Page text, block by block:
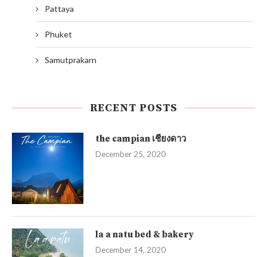
Pattaya
Phuket
Samutprakarn
RECENT POSTS
the campian เชียงดาว
December 25, 2020
la a natu bed & bakery
December 14, 2020